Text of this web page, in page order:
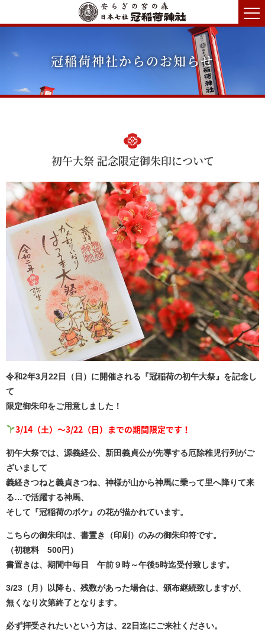
冠稲荷神社からのお知らせ
初午大祭 記念限定御朱印について
令和2年3月22日（日）に開催される『冠稲荷の初午大祭』を記念し
て
限定御朱印をご用意しました！
3/14（土）～3/22（日）までの期間限定です！
初午大祭では、源義経公、新田義貞公が先導する厄除稚児行列がご
ざいまして
義経きつねと義貞きつね、神様が山から神馬に乗って里へ降りて来
る…で活躍する神馬、
そして『冠稲荷のボケ』の花が描かれています。
こちらの御朱印は、書置き（印刷）のみの御朱印符です。
（初穂料 500円）
書置きは、期間中毎日 午前９時～午後5時迄受付致します。
3/23（月）以降も、残数があった場合は、頒布継続致しますが、
無くなり次第終了となります。
必ず拝受されたいという方は、22日迄にご来社ください。